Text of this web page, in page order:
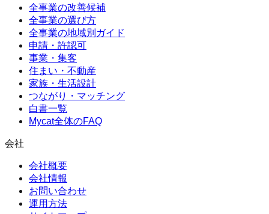
全事業の改善候補
全事業の選び方
全事業の地域別ガイド
申請・許認可
事業・集客
住まい・不動産
家族・生活設計
つながり・マッチング
白書一覧
Mycat全体のFAQ
会社
会社概要
会社情報
お問い合わせ
運用方法